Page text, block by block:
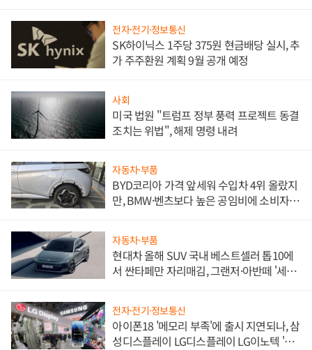
전자·전기·정보통신
SK하이닉스 1주당 375원 현금배당 실시, 추
가 주주환원 계획 9월 공개 예정
사회
미국 법원 "트럼프 정부 풍력 프로젝트 동결
조치는 위법", 해제 명령 내려
자동차·부품
BYD코리아 가격 앞세워 수입차 4위 올랐지
만, BMW·벤츠보다 높은 공임비에 소비자
자동차·부품
현대차 올해 SUV 국내 베스트셀러 톱10에
서 싼타페만 자리매김, 그랜저·아반떼 '세단
전자·전기·정보통신
아이폰18 '메모리 부족'에 출시 지연되나, 삼
성디스플레이 LG디스플레이 LG이노텍 '탈